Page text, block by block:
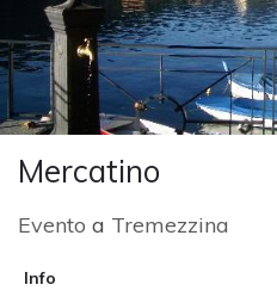
Mercatino
Evento a Tremezzina
Info